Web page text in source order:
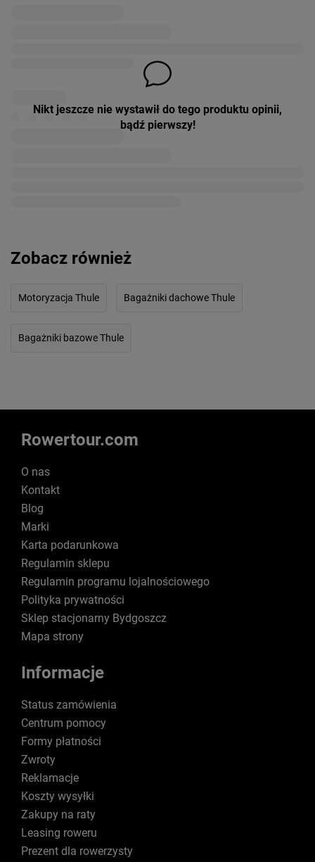
Nikt jeszcze nie wystawił do tego produktu opinii,
bądź pierwszy!
Zobacz również
Motoryzacja Thule Bagażniki dachowe Thule
Bagażniki bazowe Thule
Rowertour.com
O nas
Kontakt
Blog
Marki
Karta podarunkowa
Regulamin sklepu
Regulamin programu lojalnościowego
Polityka prywatności
Sklep stacjonarny Bydgoszcz
Mapa strony
Informacje
Status zamówienia
Centrum pomocy
Formy płatności
Zwroty
Reklamacje
Koszty wysyłki
Zakupy na raty
Leasing roweru
Prezent dla rowerzysty